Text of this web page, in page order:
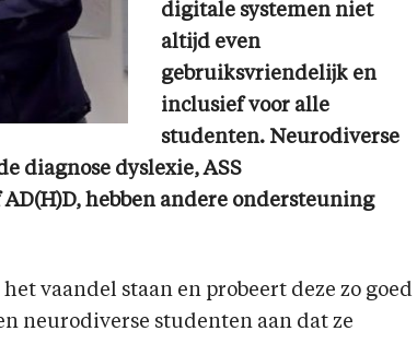
digitale systemen niet
altijd even
gebruiksvriendelijk en
inclusief voor alle
studenten. Neurodiverse
diagnose dyslexie, ASS
hebben andere ondersteuning
vaandel staan en probeert deze zo goed
neurodiverse studenten aan dat ze